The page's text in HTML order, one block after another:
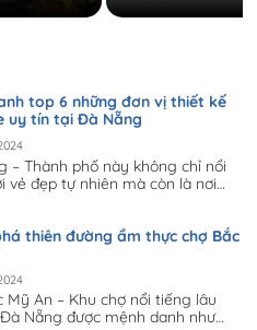
top 6 những đơn vị thiết kế
uy tín tại Đà Nẵng
– Thành phố này không chỉ nổi
vẻ đẹp tự nhiên mà còn là nơi
thiên đường ẩm thực chợ Bắc
Mỹ An – Khu chợ nổi tiếng lâu
Nẵng được mệnh danh như